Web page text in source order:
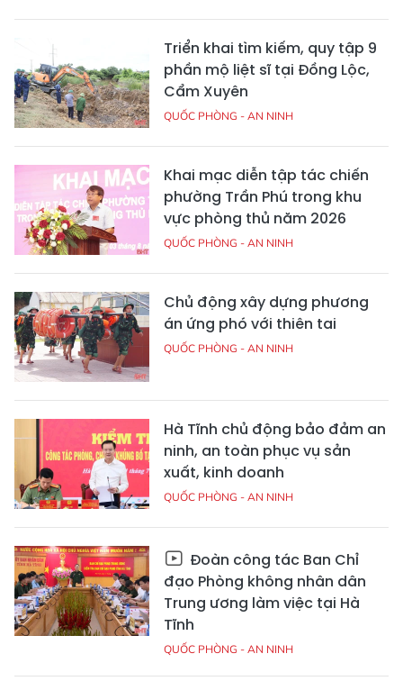
Triển khai tìm kiếm, quy tập 9
phần mộ liệt sĩ tại Đồng Lộc,
Cẩm Xuyên
QUỐC PHÒNG - AN NINH
Khai mạc diễn tập tác chiến
phường Trần Phú trong khu
vực phòng thủ năm 2026
QUỐC PHÒNG - AN NINH
Chủ động xây dựng phương
án ứng phó với thiên tai
QUỐC PHÒNG - AN NINH
Hà Tĩnh chủ động bảo đảm an
ninh, an toàn phục vụ sản
xuất, kinh doanh
QUỐC PHÒNG - AN NINH
Đoàn công tác Ban Chỉ
đạo Phòng không nhân dân
Trung ương làm việc tại Hà
Tĩnh
QUỐC PHÒNG - AN NINH